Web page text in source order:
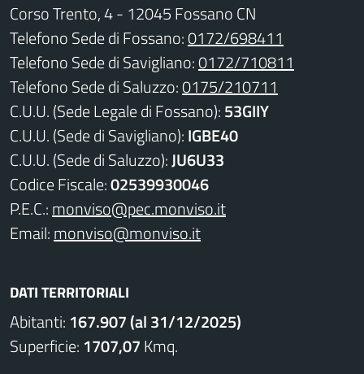
Corso Trento, 4 - 12045 Fossano CN
Telefono Sede di Fossano:0172/698411
Telefono Sede di Savigliano:0172/710811
Telefono Sede di Saluzzo:0175/210711
C.U.U. (Sede Legale di Fossano):53GIIY
C.U.U. (Sede di Savigliano):IGBE40
C.U.U. (Sede di Saluzzo):JU6U33
Codice Fiscale:02539930046
P.E.C.:monviso@pec.monviso.it
Email:monviso@monviso.it
DATI TERRITORIALI
Abitanti: 167.907 (al 31/12/2025)
Superficie: 1707,07Kmq.